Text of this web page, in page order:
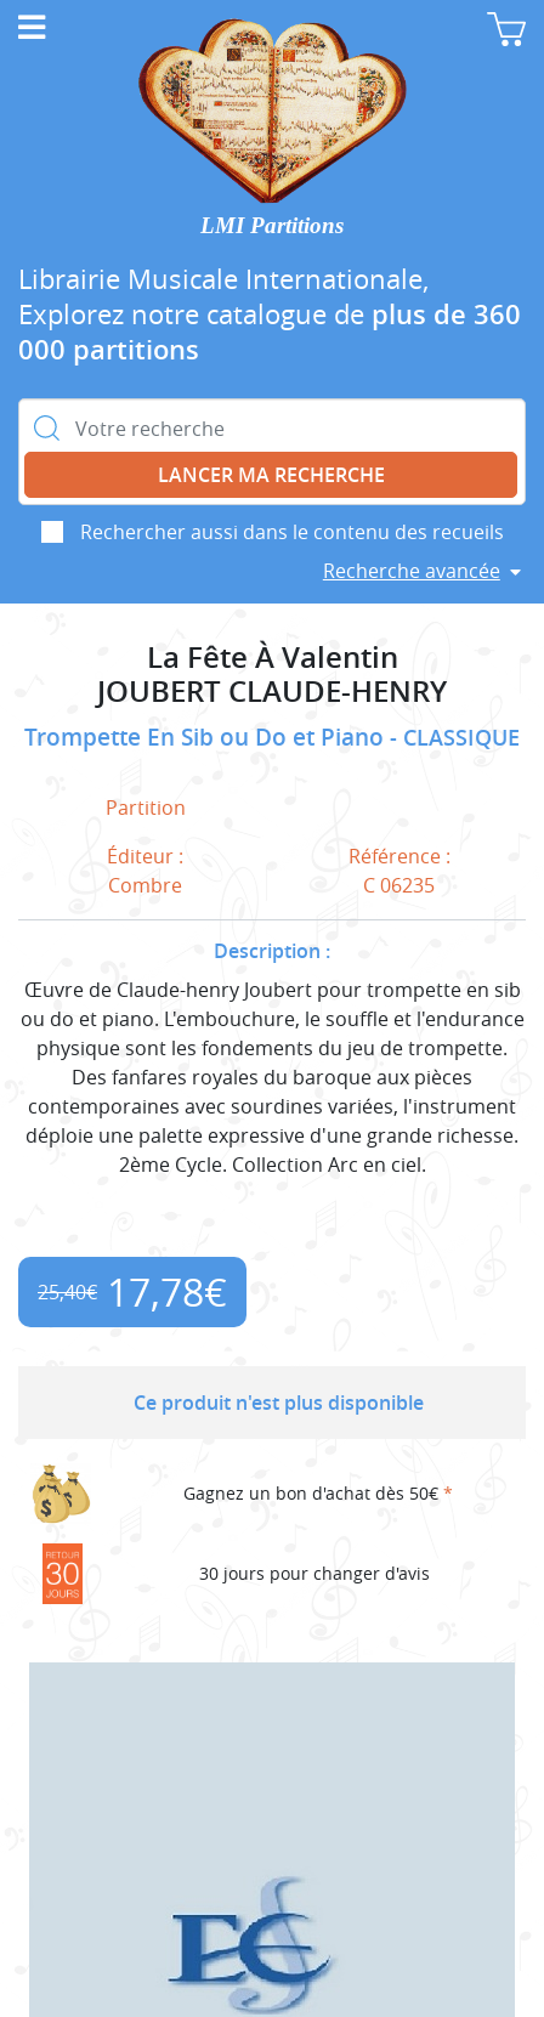
LMI Partitions
Librairie Musicale Internationale,
Explorez notre catalogue de plus de 360
000 partitions
Rechercher :
Rechercher aussi dans le contenu des recueils
Recherche avancée
La Fête À Valentin
JOUBERT CLAUDE-HENRY
Trompette En Sib ou Do et Piano CLASSIQUE
Partition
Éditeur :
Combre
Référence :
C 06235
Description :
Œuvre de Claude-henry Joubert pour trompette en sib
ou do et piano. L'embouchure, le souffle et l'endurance
physique sont les fondements du jeu de trompette.
Des fanfares royales du baroque aux pièces
contemporaines avec sourdines variées, l'instrument
déploie une palette expressive d'une grande richesse.
2ème Cycle. Collection Arc en ciel.
25,40€
Original
25,40€.
17,78€
Current
17,78€.
Ce produit n'est plus disponible
Gagnez un bon d'achat dès 50€ *
30 jours pour changer d'avis